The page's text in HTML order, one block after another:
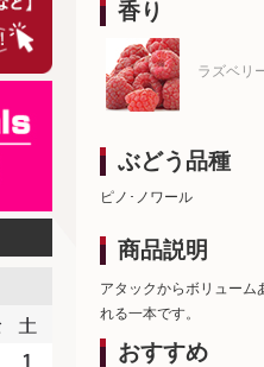
香り
ラズベリ
ぶどう品種
ピノ･ノワール
商品説明
アタックからボリューム
れる一本です。
おすすめ